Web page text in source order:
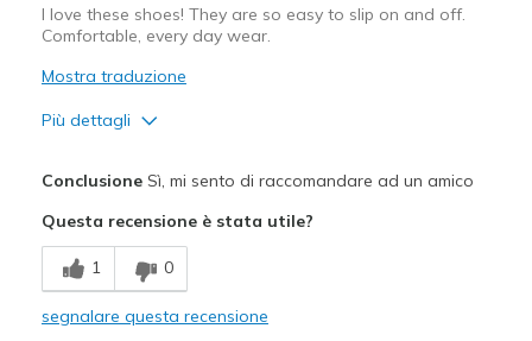
View On Shoes
I'm Into Shoes
I love these shoes! They are so easy to slip on and off.
Comfortable, every day wear.
Mostra traduzione
Più dettagli
Comfortable
Migliori Utilizzi:
Casual Wear
ConclusioneSì, mi sento di raccomandare ad un amico
Questa recensione è stata utile?
1 0
segnalare questa recensione